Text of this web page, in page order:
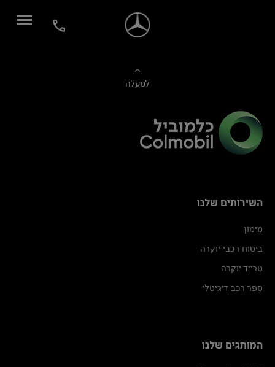
למעלה
השירותים שלנו
מימון
ביטוח רכבי יוקרה
טרייד יוקרה
ספר רכב דיגיטלי
המותגים שלנו